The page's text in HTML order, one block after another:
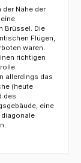
der Nähe der
Brüssel. Die
Flügen,
waren.
richtigen
allerdings das
(heute
des
eine
diagonale